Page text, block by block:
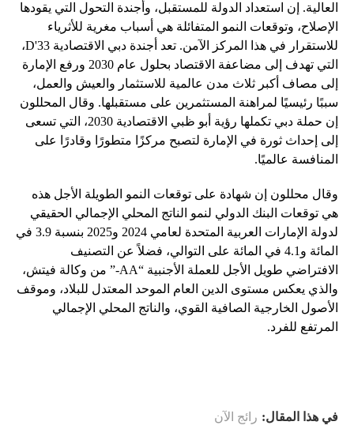
العالية. إن استعداد الدولة للمستقبل، وأجندة التحول التي يقودها
الإصلاح، وتوقعات النمو المتفائلة هي أسباب مغرية للأثرياء
للاستقرار في هذا المركز الآمن. تعد أجندة دبي الاقتصادية D'33،
التي تهدف إلى مضاعفة الاقتصاد بحلول عام 2030 ورفع الإمارة
إلى مصاف أكبر ثلاث مدن عالمية للاستثمار والعيش والعمل،
سببًا رئيسيًا لمراهنة المستثمرين على مستقبلها. وقال المحللون
إن حملة دبي تكملها رؤية أبو ظبي الاقتصادية 2030، التي تسعى
إلى إحداث ثورة في الإمارة لتصبح مركزًا متطورًا وقادرًا على
المنافسة عالميًا.
وقال محللون إن شهادة على توقعات النمو الطويلة الأجل هذه
هي توقعات البنك الدولي لنمو الناتج المحلي الإجمالي الحقيقي
لدولة الإمارات العربية المتحدة لعامي 2024 و2025 بنسبة 3.9 في
المائة و4.1 في المائة على التوالي، فضلاً عن التصنيف
الافتراضي طويل الأجل للعملة الأجنبية “AA-” من وكالة فيتش،
والذي يعكس مستوى الدين العام الموحد المعتدل للبلاد، وموقف
الأصول الخارجية الصافية القوي، والناتج المحلي الإجمالي
المرتفع للفرد.
في هذا المقال: رائج الآن